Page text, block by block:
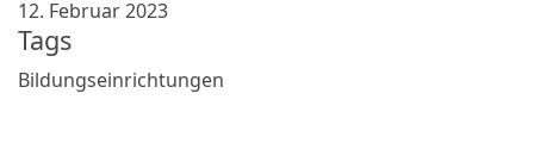
12. Februar 2023
Tags
Bildungseinrichtungen